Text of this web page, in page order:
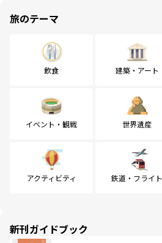
旅のテーマ
飲食 建築・アート
イベント・観戦 世界遺産
アクティビティ 鉄道・フライト
新刊ガイドブック